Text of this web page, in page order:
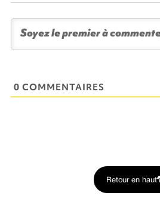
0 COMMENTAIRES
Retour en haut